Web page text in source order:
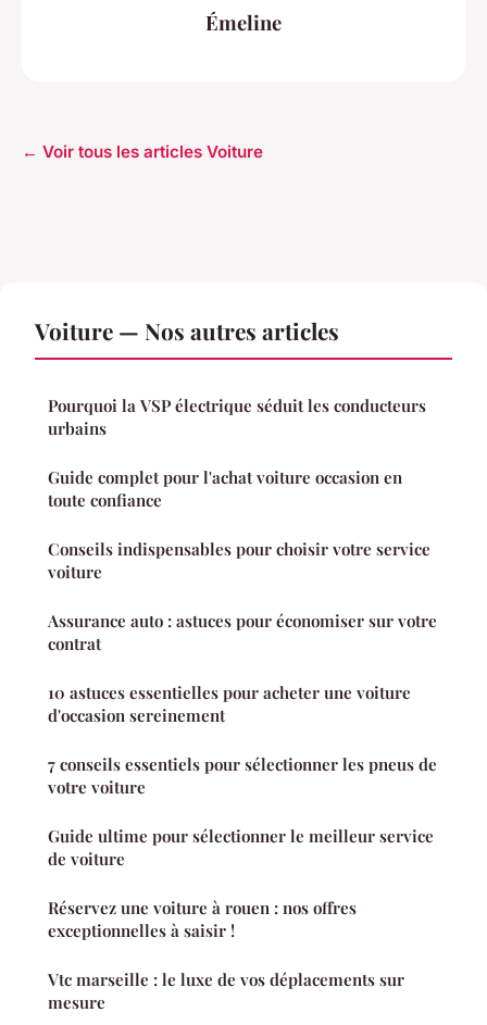
Émeline
← Voir tous les articles Voiture
Voiture — Nos autres articles
Pourquoi la VSP électrique séduit les conducteurs
urbains
Guide complet pour l'achat voiture occasion en
toute confiance
Conseils indispensables pour choisir votre service
voiture
Assurance auto : astuces pour économiser sur votre
contrat
10 astuces essentielles pour acheter une voiture
d'occasion sereinement
7 conseils essentiels pour sélectionner les pneus de
votre voiture
Guide ultime pour sélectionner le meilleur service
de voiture
Réservez une voiture à rouen : nos offres
exceptionnelles à saisir !
Vtc marseille : le luxe de vos déplacements sur
mesure